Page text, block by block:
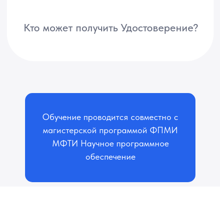
Обучение проводится совместно с
магистерской программой ФПМИ
МФТИ Научное программное
обеспечение